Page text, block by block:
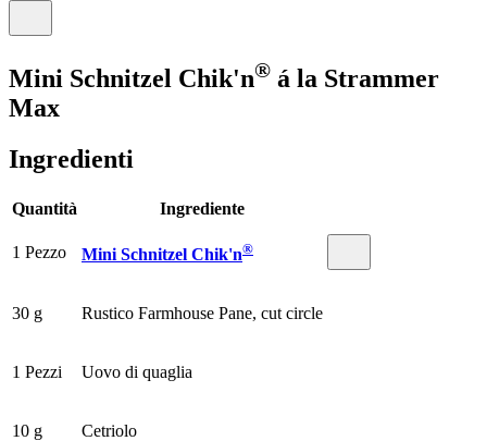
Mini Schnitzel Chik'n® á la Strammer
Max
Ingredienti
Quantità Ingrediente
1 Pezzo Mini Schnitzel Chik'n®
30 g Rustico Farmhouse Pane, cut circle
1 Pezzi Uovo di quaglia
10 g Cetriolo